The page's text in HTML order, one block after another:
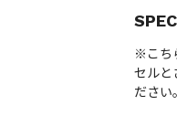
※こち
セルと
ださい。